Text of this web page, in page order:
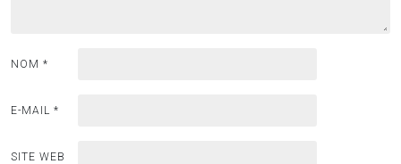
NOM *
E-MAIL *
SITE WEB